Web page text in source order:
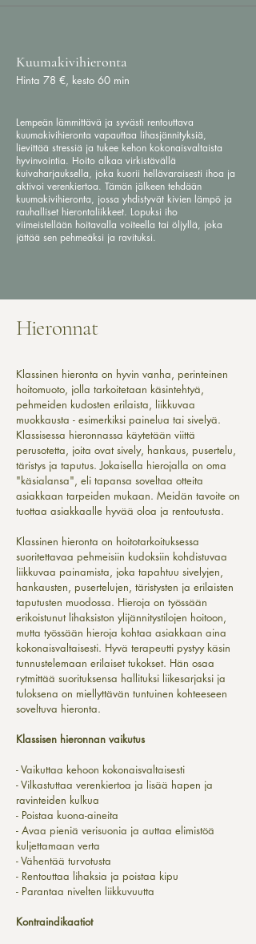
Kuumakivihieronta
Hinta 78 €, kesto 60 min
Lempeän lämmittävä ja syvästi rentouttava
kuumakivihieronta vapauttaa lihasjännityksiä,
lievittää stressiä ja tukee kehon kokonaisvaltaista
hyvinvointia. Hoito alkaa virkistävällä
kuivaharjauksella, joka kuorii hellävaraisesti ihoa ja
aktivoi verenkiertoa. Tämän jälkeen tehdään
kuumakivihieronta, jossa yhdistyvät kivien lämpö ja
rauhalliset hierontaliikkeet. Lopuksi iho
viimeistellään hoitavalla voiteella tai öljyllä, joka
jättää sen pehmeäksi ja ravituksi.
Hieronnat
Klassinen hieronta on hyvin vanha, perinteinen
hoitomuoto, jolla tarkoitetaan käsintehtyä,
pehmeiden kudosten erilaista, liikkuvaa
muokkausta - esimerkiksi painelua tai sivelyä.
Klassisessa hieronnassa käytetään viittä
perusotetta, joita ovat sively, hankaus, pusertelu,
täristys ja taputus. Jokaisella hierojalla on oma
"käsialansa", eli tapansa soveltaa otteita
asiakkaan tarpeiden mukaan. Meidän tavoite on
tuottaa asiakkaalle hyvää oloa ja rentoutusta.
Klassinen hieronta on hoitotarkoituksessa
suoritettavaa pehmeisiin kudoksiin kohdistuvaa
liikkuvaa painamista, joka tapahtuu sivelyjen,
hankausten, pusertelujen, täristysten ja erilaisten
taputusten muodossa. Hieroja on työssään
erikoistunut lihaksiston ylijännitystilojen hoitoon,
mutta työssään hieroja kohtaa asiakkaan aina
kokonaisvaltaisesti. Hyvä terapeutti pystyy käsin
tunnustelemaan erilaiset tukokset. Hän osaa
rytmittää suorituksensa hallituksi liikesarjaksi ja
tuloksena on miellyttävän tuntuinen kohteeseen
soveltuva hieronta.
Klassisen hieronnan vaikutus
- Vaikuttaa kehoon kokonaisvaltaisesti
- Vilkastuttaa verenkiertoa ja lisää hapen ja
ravinteiden kulkua
- Poistaa kuona-aineita
- Avaa pieniä verisuonia ja auttaa elimistöä
kuljettamaan verta
- Vähentää turvotusta
- Rentouttaa lihaksia ja poistaa kipu
- Parantaa nivelten liikkuvuutta
Kontraindikaatiot